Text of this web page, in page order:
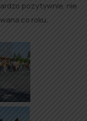
pozytywnie, nie
co roku.